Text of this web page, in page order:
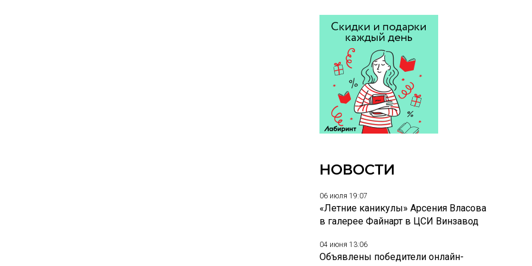
НОВОСТИ
06 июля 19:07
«Летние каникулы» Арсения Власова
в галерее Файнарт в ЦСИ Винзавод
04 июня 13:06
Объявлены победители онлайн-